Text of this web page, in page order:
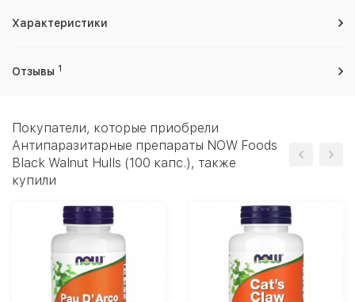
Характеристики
Отзывы 1
Покупатели, которые приобрели
Антипаразитарные препараты NOW Foods
Black Walnut Hulls (100 капс.), также
купили